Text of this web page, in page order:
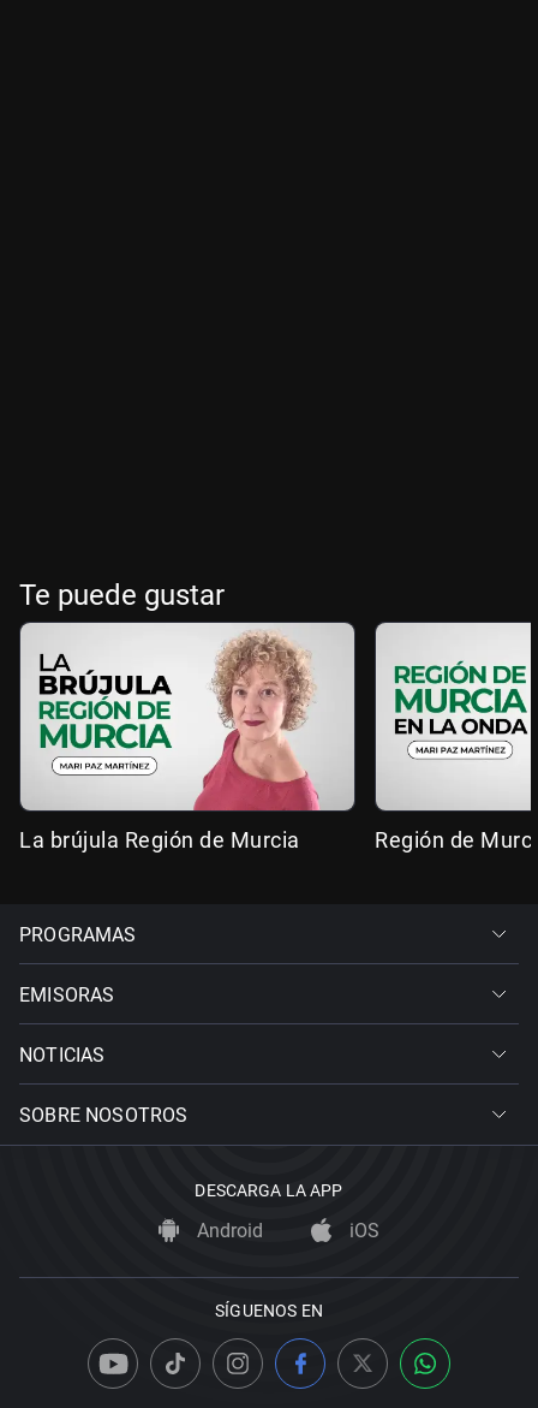
Te puede gustar
La brújula Región de Murcia Región de
PROGRAMAS
EMISORAS
NOTICIAS
SOBRE NOSOTROS
DESCARGA LA APP
Android iOS
SÍGUENOS EN